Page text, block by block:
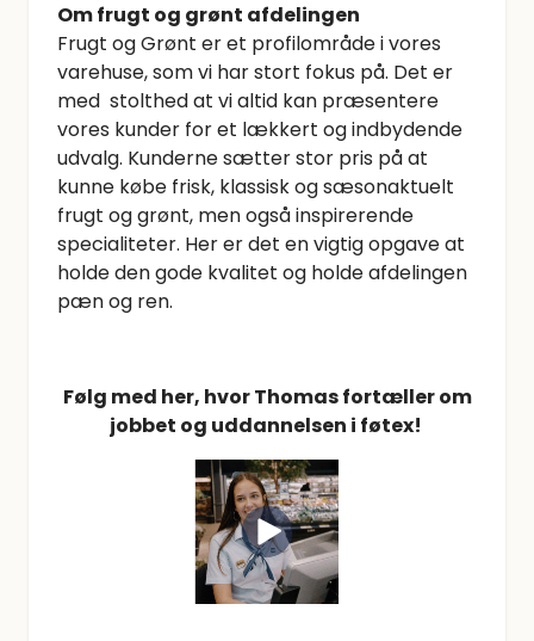
Om frugt og grønt afdelingen
Frugt og Grønt er et profilområde i vores
varehuse, som vi har stort fokus på. Det er
med stolthed at vi altid kan præsentere
vores kunder for et lækkert og indbydende
udvalg. Kunderne sætter stor pris på at
kunne købe frisk, klassisk og sæsonaktuelt
frugt og grønt, men også inspirerende
specialiteter. Her er det en vigtig opgave at
holde den gode kvalitet og holde afdelingen
pæn og ren.
Følg med her, hvor Thomas fortæller om
jobbet og uddannelsen i føtex!